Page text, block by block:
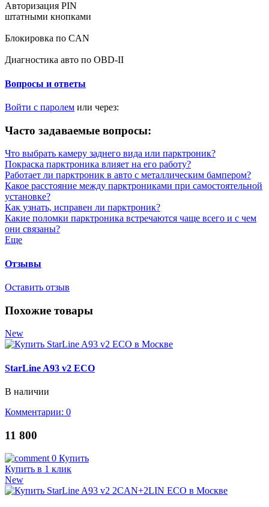
Авторизация PIN
штатными кнопками
Блокировка по CAN
Диагностика авто по OBD-II
Вопросы и ответы
Войти с паролем или через:
Часто задаваемые вопросы:
Что выбрать камеру заднего вида или парктроник?
Покраска парктроника влияет на его работу?
Работает ли парктроник в авто с металлическим бампером?
Какое расстояние между парктрониками при самостоятельной
установке?
Как узнать, исправен ли парктроник?
Какие поломки парктроника встречаются чаще всего и с чем
они связаны?
Еще
Отзывы
Оставить отзыв
Похожие товары
New
StarLine A93 v2 ECO
В наличии
Комментарии: 0
11 800
0 Купить
Купить в 1 клик
New